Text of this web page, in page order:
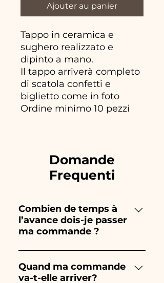
Ajouter au panier
Tappo in ceramica e
sughero realizzato e
dipinto a mano.
Il tappo arriverà completo
di scatola confetti e
biglietto come in foto
Ordine minimo 10 pezzi
Domande
Frequenti
Combien de temps à
l’avance dois-je passer
ma commande ?
Ceramiche Ania crée et peint
entièrement à la main, donc
leur création prend beaucoup
Quand ma commande
va-t-elle arriver?